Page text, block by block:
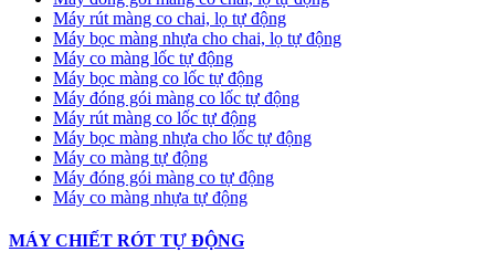
Máy rút màng co chai, lọ tự động
Máy bọc màng nhựa cho chai, lọ tự động
Máy co màng lốc tự động
Máy bọc màng co lốc tự động
Máy đóng gói màng co lốc tự động
Máy rút màng co lốc tự động
Máy bọc màng nhựa cho lốc tự động
Máy co màng tự động
Máy đóng gói màng co tự động
Máy co màng nhựa tự động
MÁY CHIẾT RÓT TỰ ĐỘNG